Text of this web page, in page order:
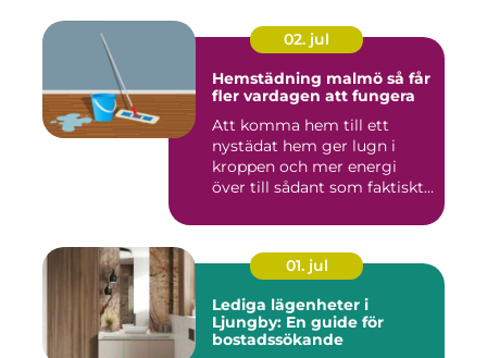
02. jul
Hemstädning malmö så får
fler vardagen att fungera
Att komma hem till ett
nystädat hem ger lugn i
kroppen och mer energi
över till sådant som faktiskt
01. jul
Lediga lägenheter i
Ljungby: En guide för
bostadssökande